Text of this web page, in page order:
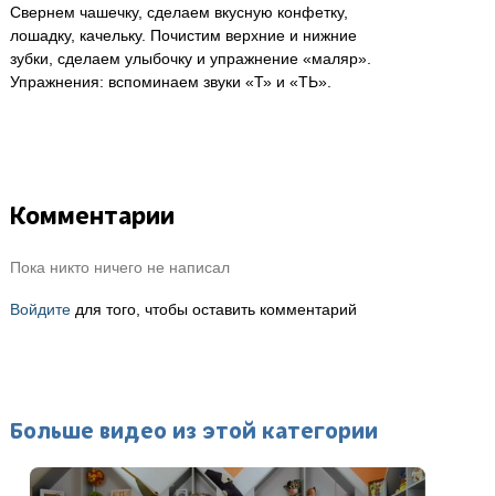
Свернем чашечку, сделаем вкусную конфетку,
лошадку, качельку. Почистим верхние и нижние
зубки, сделаем улыбочку и упражнение «маляр».
Упражнения: вспоминаем звуки «Т» и «ТЬ».
Комментарии
Пока никто ничего не написал
Войдитедля того, чтобы оставить комментарий
Больше видео из этой категории